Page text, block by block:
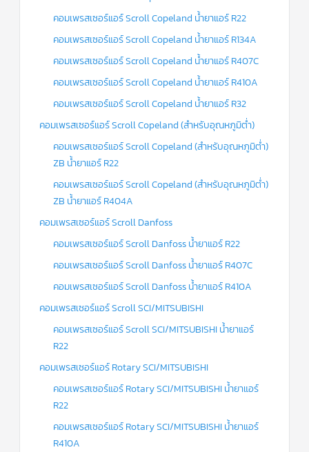
คอมเพรสเซอร์แอร์ Scroll Copeland น้ำยาแอร์ R22
คอมเพรสเซอร์แอร์ Scroll Copeland น้ำยาแอร์ R134A
คอมเพรสเซอร์แอร์ Scroll Copeland น้ำยาแอร์ R407C
คอมเพรสเซอร์แอร์ Scroll Copeland น้ำยาแอร์ R410A
คอมเพรสเซอร์แอร์ Scroll Copeland น้ำยาแอร์ R32
คอมเพรสเซอร์แอร์ Scroll Copeland (สำหรับอุณหภูมิต่ำ)
คอมเพรสเซอร์แอร์ Scroll Copeland (สำหรับอุณหภูมิต่ำ)
ZB น้ำยาแอร์ R22
คอมเพรสเซอร์แอร์ Scroll Copeland (สำหรับอุณหภูมิต่ำ)
ZB น้ำยาแอร์ R404A
คอมเพรสเซอร์แอร์ Scroll Danfoss
คอมเพรสเซอร์แอร์ Scroll Danfoss น้ำยาแอร์ R22
คอมเพรสเซอร์แอร์ Scroll Danfoss น้ำยาแอร์ R407C
คอมเพรสเซอร์แอร์ Scroll Danfoss น้ำยาแอร์ R410A
คอมเพรสเซอร์แอร์ Scroll SCI/MITSUBISHI
คอมเพรสเซอร์แอร์ Scroll SCI/MITSUBISHI น้ำยาแอร์
R22
คอมเพรสเซอร์แอร์ Rotary SCI/MITSUBISHI
คอมเพรสเซอร์แอร์ Rotary SCI/MITSUBISHI น้ำยาแอร์
R22
คอมเพรสเซอร์แอร์ Rotary SCI/MITSUBISHI น้ำยาแอร์
R410A